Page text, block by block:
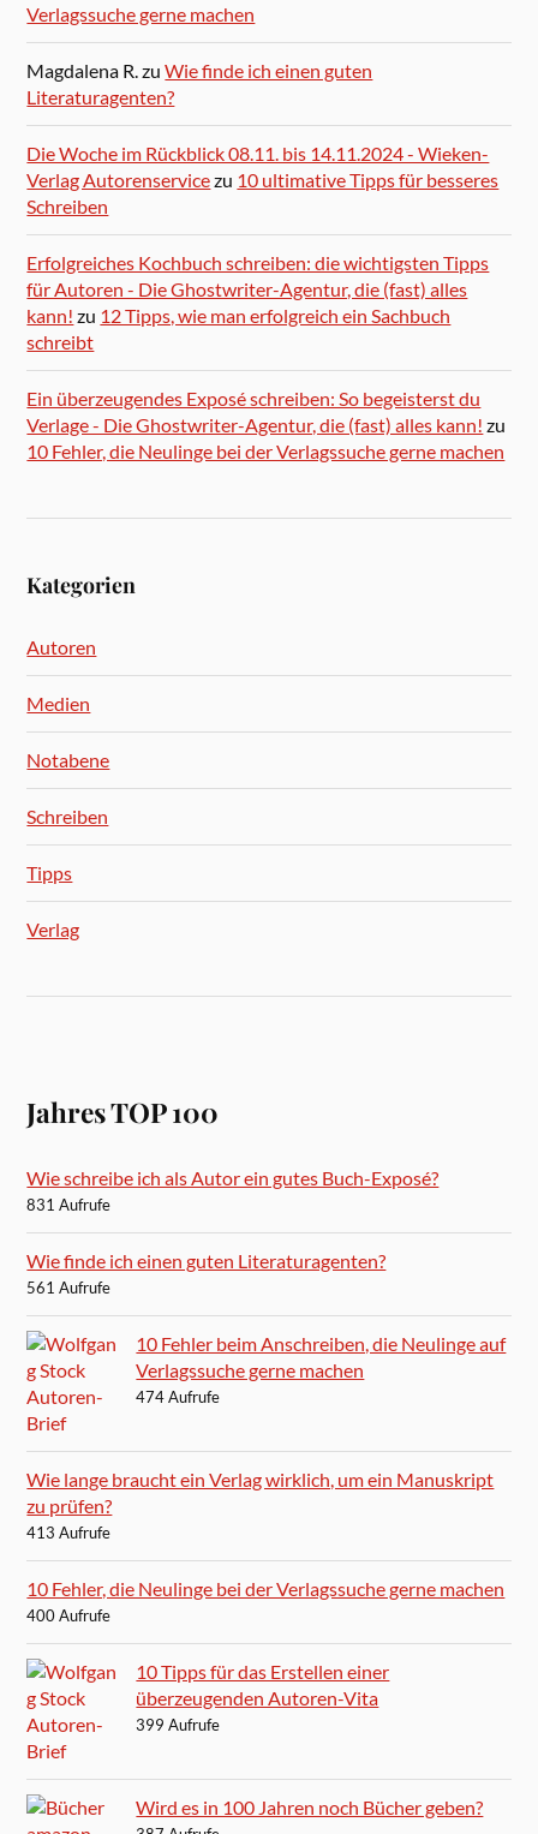
Verlagssuche gerne machen
Magdalena R.zuWie finde ich einen guten
Literaturagenten?
Die Woche im Rückblick 08.11. bis 14.11.2024 - Wieken-
Verlag Autorenservicezu 10 ultimative Tipps für besseres
Schreiben
Erfolgreiches Kochbuch schreiben: die wichtigsten Tipps
für Autoren - Die Ghostwriter-Agentur, die (fast) alles
kann! zu 12 Tipps, wie man erfolgreich ein Sachbuch
schreibt
Ein überzeugendes Exposé schreiben: So begeisterst du
Verlage - Die Ghostwriter-Agentur, die (fast) alles kann! zu
10 Fehler, die Neulinge bei der Verlagssuche gerne machen
Kategorien
Autoren
Medien
Notabene
Schreiben
Tipps
Verlag
Jahres TOP 100
Wie schreibe ich als Autor ein gutes Buch-Exposé?
831 Aufrufe
Wie finde ich einen guten Literaturagenten?
561 Aufrufe
10 Fehler beim Anschreiben, die Neulinge auf
Verlagssuche gerne machen
474 Aufrufe
Wie lange braucht ein Verlag wirklich, um ein Manuskript
zu prüfen?
413 Aufrufe
10 Fehler, die Neulinge bei der Verlagssuche gerne machen
400 Aufrufe
10 Tipps für das Erstellen einer
überzeugenden Autoren-Vita
399 Aufrufe
Wird es in 100 Jahren noch Bücher geben?